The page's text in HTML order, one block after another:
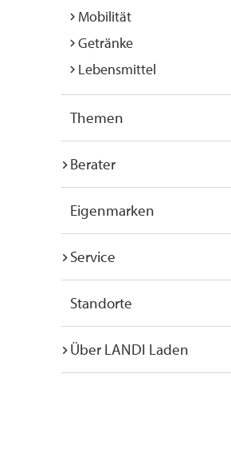
Mobilität
Getränke
Lebensmittel
Themen
Berater
Eigenmarken
Service
Standorte
Über LANDI Laden